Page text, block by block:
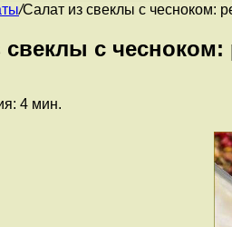
/Салат из свеклы с чесноком:
свеклы с
4 мин.